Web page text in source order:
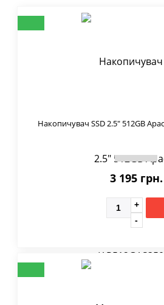
Накопичувач SSD 2.5" 512GB
3 195 грн.